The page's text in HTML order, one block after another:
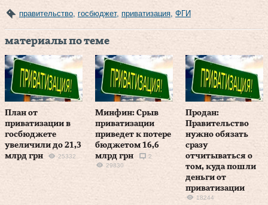
правительство, госбюджет, приватизация, ФГИ
материалы по теме
План от
приватизации в
госбюджете
увеличили до 21,3
млрд грн
25332
Минфин: Срыв
приватизации
приведет к потере
бюджетом 16,6
млрд грн
2
29830
Продан:
Правительство
нужно обязать
сразу
отчитываться о
том, куда пошли
деньги от
приватизации
18244